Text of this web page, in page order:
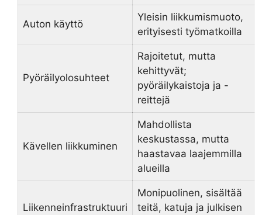
Auton käyttö
Yleisin liikkumismuoto,
erityisesti työmatkoilla
Pyöräilyolosuhteet
Rajoitetut, mutta
kehittyvät;
pyöräilykaistoja ja -
reittejä
Kävellen liikkuminen
Mahdollista
keskustassa, mutta
haastavaa laajemmilla
alueilla
Liikenneinfrastruktuuri
Monipuolinen, sisältää
teitä, katuja ja julkisen